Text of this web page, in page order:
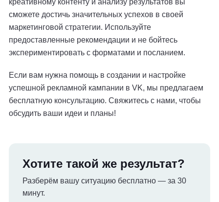
креативному контенту и анализу результатов вы
сможете достичь значительных успехов в своей
маркетинговой стратегии. Используйте
предоставленные рекомендации и не бойтесь
экспериментировать с форматами и посланием.
Если вам нужна помощь в создании и настройке
успешной рекламной кампании в VK, мы предлагаем
бесплатную консультацию. Свяжитесь с нами, чтобы
обсудить ваши идеи и планы!
Хотите такой же результат?
Разберём вашу ситуацию бесплатно — за 30
минут.